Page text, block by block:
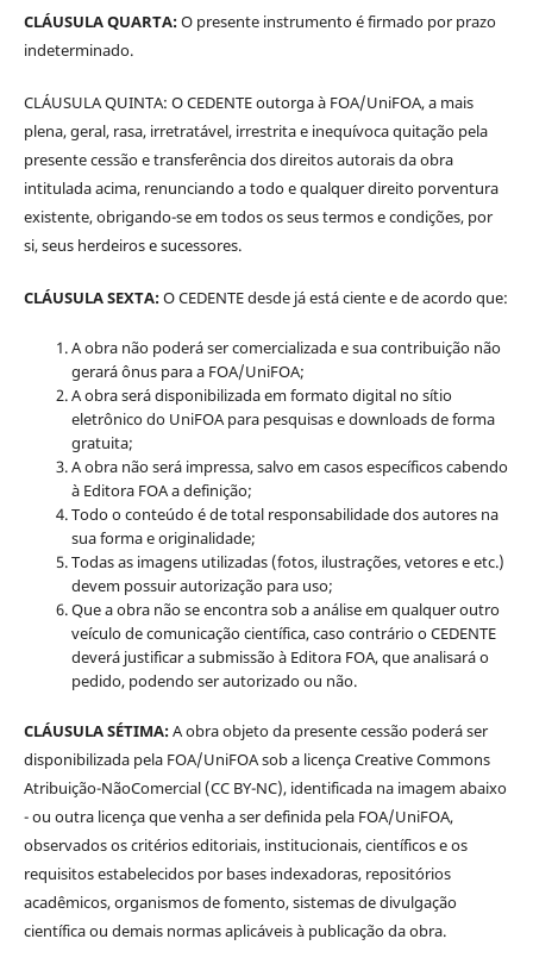
CLÁUSULA QUARTA:O presente instrumento é firmado por prazo
indeterminado.
CLÁUSULA QUINTA: O CEDENTE outorga à FOA/UniFOA, a mais
plena, geral, rasa, irretratável, irrestrita e inequívoca quitação pela
presente cessão e transferência dos direitos autorais da obra
intitulada acima, renunciando a todo e qualquer direito porventura
existente, obrigando-se em todos os seus termos e condições, por
si, seus herdeiros e sucessores.
CLÁUSULA SEXTA:O CEDENTE desde já está ciente e de acordo que:
A obra não poderá ser comercializada e sua contribuição não
gerará ônus para a FOA/UniFOA;
A obra será disponibilizada em formato digital no sítio
eletrônico do UniFOA para pesquisas e downloads de forma
gratuita;
A obra não será impressa, salvo em casos específicos cabendo
à Editora FOA a definição;
Todo o conteúdo é de total responsabilidade dos autores na
sua forma e originalidade;
Todas as imagens utilizadas (fotos, ilustrações, vetores e etc.)
devem possuir autorização para uso;
Que a obra não se encontra sob a análise em qualquer outro
veículo de comunicação científica, caso contrário o CEDENTE
deverá justificar a submissão à Editora FOA, que analisará o
pedido, podendo ser autorizado ou não.
CLÁUSULA SÉTIMA:A obra objeto da presente cessão poderá ser
disponibilizada pela FOA/UniFOA sob a licença Creative Commons
Atribuição-NãoComercial (CC BY-NC), identificada na imagem abaixo
- ou outra licença que venha a ser definida pela FOA/UniFOA,
observados os critérios editoriais, institucionais, científicos e os
requisitos estabelecidos por bases indexadoras, repositórios
acadêmicos, organismos de fomento, sistemas de divulgação
científica ou demais normas aplicáveis à publicação da obra.